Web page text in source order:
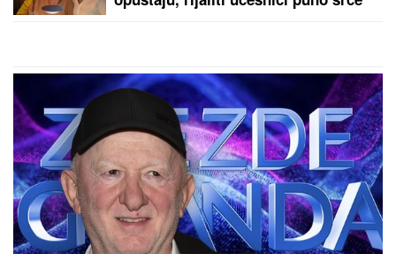
Lepa Brena pala kao pokošena!
MNOGE OD OVIH PESAMA
OBOŽAVATEOvo je 10 numera koje
je Dino Merlin "ukrao" od stranih
izvođača - ostaćete u čudu kad vidite
spisak